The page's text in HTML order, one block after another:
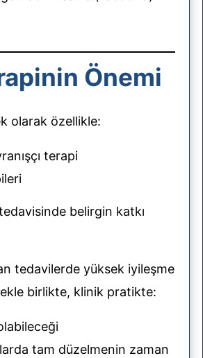
Önemi
olarak özellikle:
terapi
belirgin katkı
tedavilerde yüksek iyileşme
birlikte, klinik pratikte:
tam düzelmenin zaman